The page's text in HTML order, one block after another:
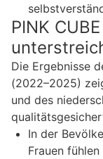
PINK
Die Ergebnisse
(2022–2025)
und des
In der
Frauen